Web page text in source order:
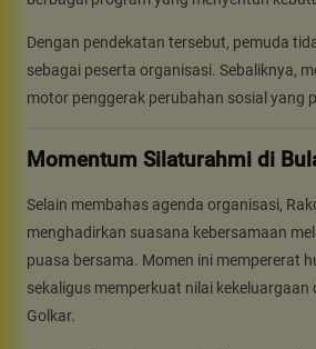
Dengan pendekatan tersebut, pemuda
sebagai peserta organisasi. Sebaliknya,
motor penggerak perubahan sosial yang
Momentum Silaturahmi di
Selain membahas agenda organisasi,
menghadirkan suasana kebersamaan
puasa bersama. Momen ini mempererat
sekaligus memperkuat nilai
Golkar.